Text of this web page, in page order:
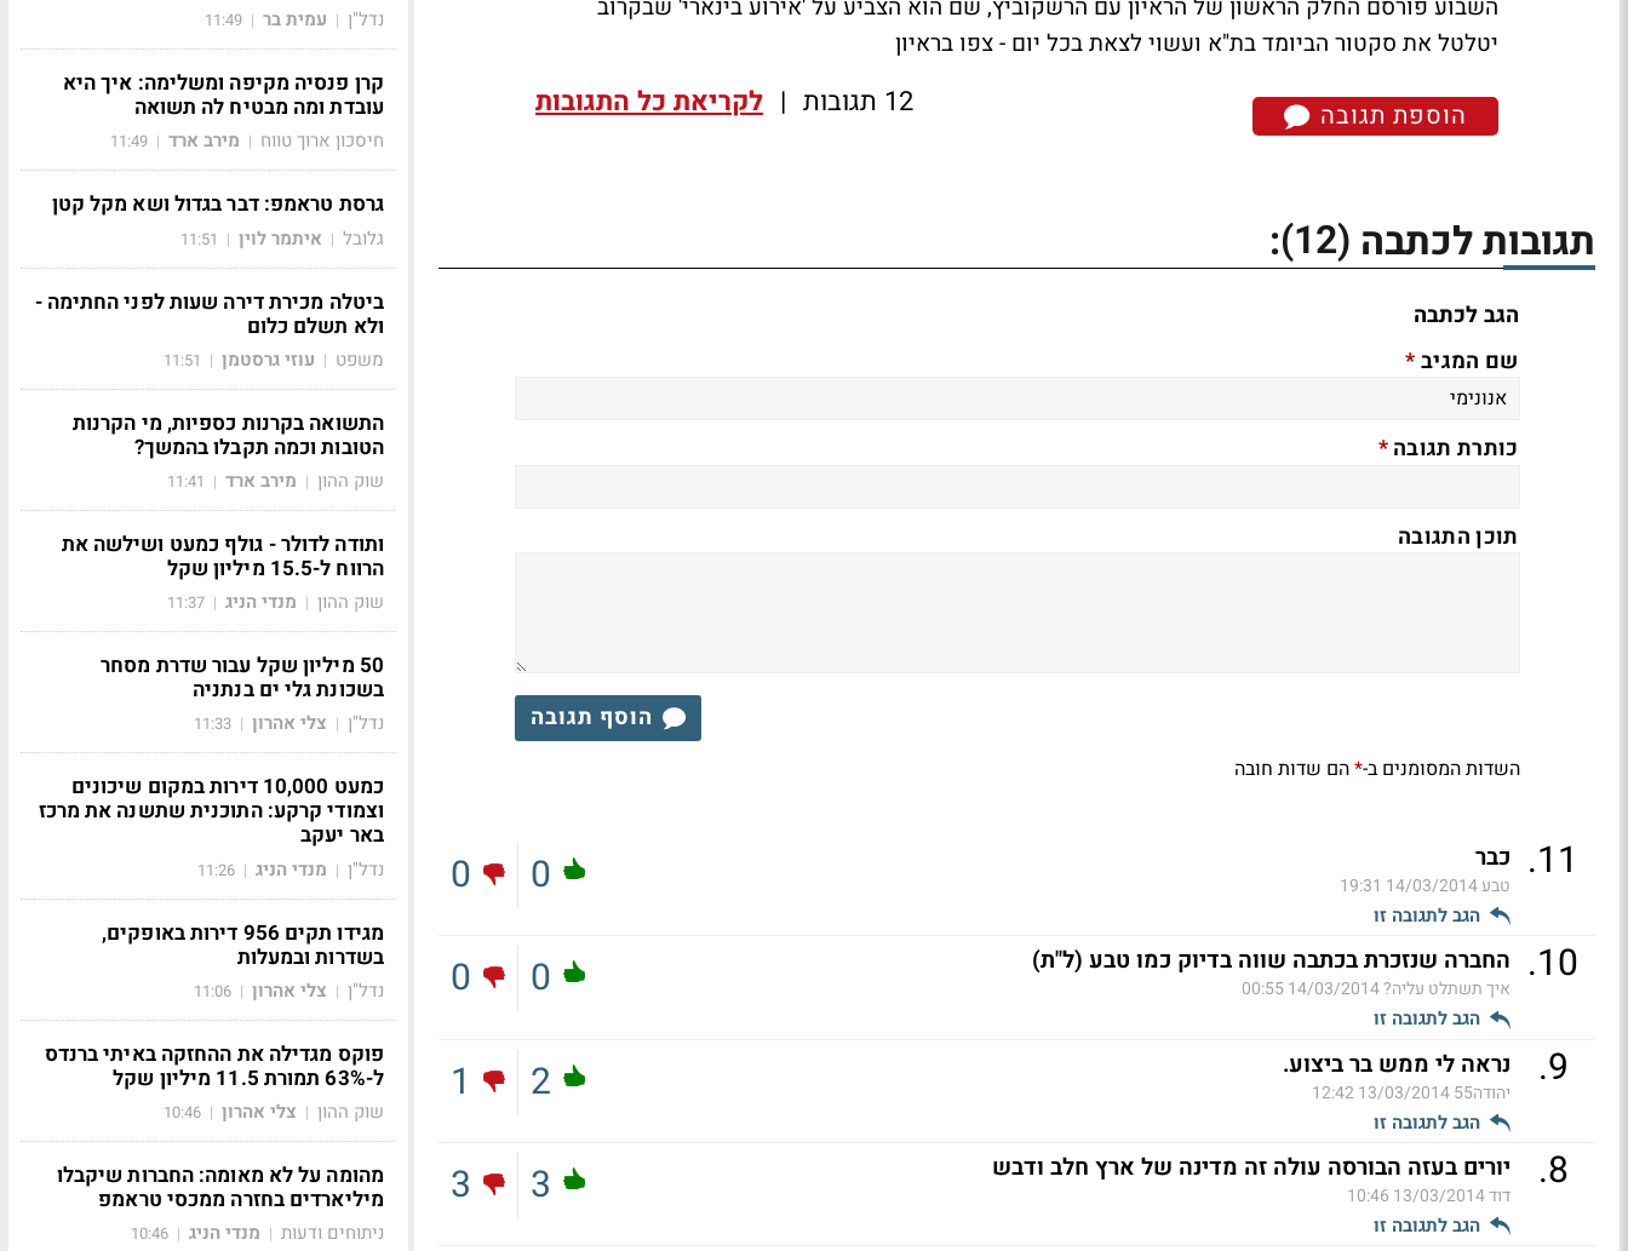
השבוע פורסם החלק הראשון של הראיון עם הרשקוביץ, שם הוא הצביע על 'אירוע בינארי' שבקרוב
יטלטל את סקטור הביומד בת"א ועשוי לצאת בכל יום -צפו בראיון
הוספת תגובה 12 תגובות | לקריאת כל התגובות
תגובות לכתבה (12)
:
הגב לכתבה
שם המגיב*
כותרת תגובה*
תוכן התגובה
הוסף תגובה
השדות המסומנים ב-*הם שדות חובה
11
. כבר
טבע14/03/2014 19:31
הגב לתגובה זו
0
0
10
. החברה שנזכרת בכתבה שווה בדיוק כמו טבע (ל"ת)
איך תשתלט עליה?14/03/2014 00:55
הגב לתגובה זו
0
0
9
. נראה לי ממש בר ביצוע.
יהודה55 13/03/2014 12:42
הגב לתגובה זו
2
1
8
. יורים בעזה הבורסה עולה זה מדינה של ארץ חלב ודבש
דוד13/03/2014 10:46
הגב לתגובה זו
3
3
נדל"ן | עמית בר |
11:49
קרן פנסיה מקיפה ומשלימה: איך היא
עובדת ומה מבטיח לה תשואה
חיסכון ארוך טווח | מירב ארד |
11:49
גרסת טראמפ: דבר בגדול ושא מקל קטן
גלובל | איתמר לוין |
11:51
ביטלה מכירת דירה שעות לפני החתימה -
ולא תשלם כלום
משפט | עוזי גרסטמן |
11:51
התשואה בקרנות כספיות, מי הקרנות
הטובות וכמה תקבלו בהמשך?
שוק ההון | מירב ארד |
11:41
ותודה לדולר - גולף כמעט ושילשה את
הרווח ל-15.5 מיליון שקל
שוק ההון | מנדי הניג |
11:37
50 מיליון שקל עבור שדרת מסחר
בשכונת גלי ים בנתניה
נדל"ן | צלי אהרון |
11:33
כמעט 10,000 דירות במקום שיכונים
וצמודי קרקע: התוכנית שתשנה את מרכז
באר יעקב
נדל"ן | מנדי הניג |
11:26
מגידו תקים 956 דירות באופקים,
בשדרות ובמעלות
נדל"ן | צלי אהרון |
11:06
פוקס מגדילה את ההחזקה באיתי ברנדס
ל-63% תמורת 11.5 מיליון שקל
שוק ההון | צלי אהרון |
10:46
מהומה על לא מאומה: החברות שיקבלו
מיליארדים בחזרה ממכסי טראמפ
ניתוחים ודעות | מנדי הניג |
10:46